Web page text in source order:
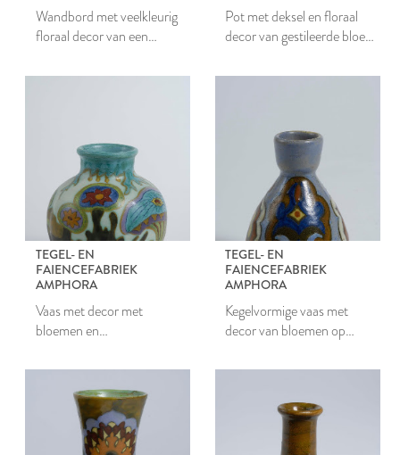
Wandbord met veelkleurig
floraal decor van een
Pot met deksel en floraal
decor van gestileerde bloem
TEGEL- EN
FAIENCEFABRIEK
AMPHORA
Vaas met decor met
bloemen en
TEGEL- EN
FAIENCEFABRIEK
AMPHORA
Kegelvormige vaas met
decor van bloemen op